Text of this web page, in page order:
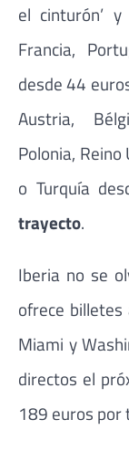
el cinturón’
Francia,
desde 44
Austria,
Polonia, Reino
o Turquía
trayecto.
Iberia no se
ofrece billetes
Miami y
directos el
189 euros por